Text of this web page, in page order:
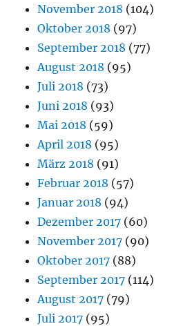
November 2018 (104)
Oktober 2018 (97)
September 2018 (77)
August 2018 (95)
Juli 2018 (73)
Juni 2018 (93)
Mai 2018 (59)
April 2018 (95)
März 2018 (91)
Februar 2018 (57)
Januar 2018 (94)
Dezember 2017 (60)
November 2017 (90)
Oktober 2017 (88)
September 2017 (114)
August 2017 (79)
Juli 2017 (95)